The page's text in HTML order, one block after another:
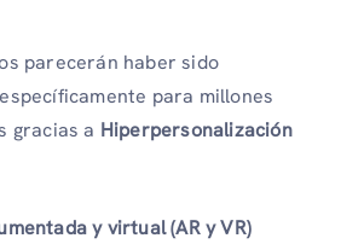
parecerán haber sido
para millones
gracias a Hiperpersonalización
y virtual (AR y VR)